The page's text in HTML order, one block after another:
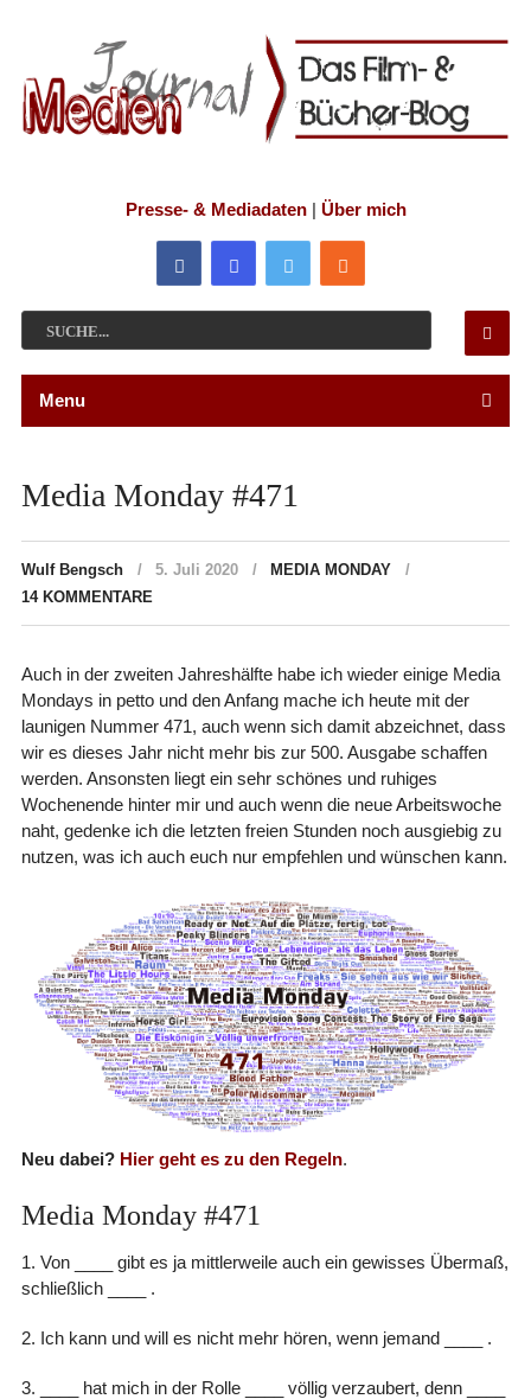
Presse- & Mediadaten| Über mich
Menu
Media Monday #471
Wulf Bengsch 5. Juli 2020
MEDIA MONDAY
14 KOMMENTARE
Auch in der zweiten Jahreshälfte habe ich wieder einige Media
Mondays in petto und den Anfang mache ich heute mit der
launigen Nummer 471, auch wenn sich damit abzeichnet, dass
wir es dieses Jahr nicht mehr bis zur 500. Ausgabe schaffen
werden. Ansonsten liegt ein sehr schönes und ruhiges
Wochenende hinter mir und auch wenn die neue Arbeitswoche
naht, gedenke ich die letzten freien Stunden noch ausgiebig zu
nutzen, was ich auch euch nur empfehlen und wünschen kann.
Neu dabei? Hier geht es zu den Regeln.
Media Monday #471
1. Von ____ gibt es ja mittlerweile auch ein gewisses Übermaß,
schließlich ____ .
2. Ich kann und will es nicht mehr hören, wenn jemand ____ .
3. ____ hat mich in der Rolle ____ völlig verzaubert, denn ____